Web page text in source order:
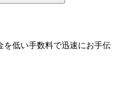
低い手数料で迅速にお手伝